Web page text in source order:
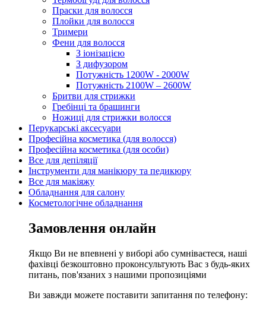
Праски для волосся
Плойки для волосся
Тримери
Фени для волосся
З іонізацією
З дифузором
Потужність 1200W - 2000W
Потужність 2100W – 2600W
Бритви для стрижки
Гребінці та брашинги
Ножиці для стрижки волосся
Перукарські аксесуари
Професійна косметика (для волосся)
Професійна косметика (для особи)
Все для депіляції
Інструменти для манікюру та педикюру
Все для макіяжу
Обладнання для салону
Косметологічне обладнання
Замовлення онлайн
Якщо Ви не впевнені у виборі або сумніваєтеся, наші
фахівці безкоштовно проконсультують Вас з будь-яких
питань, пов'язаних з нашими пропозиціями
Ви завжди можете поставити запитання по телефону: